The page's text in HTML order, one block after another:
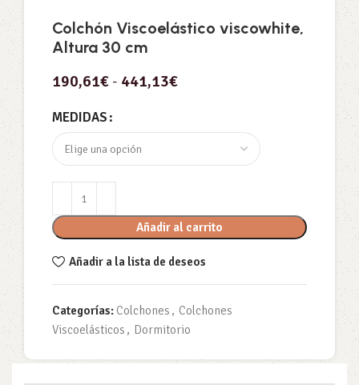
Colchón Viscoelástico viscowhite,
Altura 30 cm
190,61€ - 441,13€
MEDIDAS
Añadir al carrito
Añadir a la lista de deseos
Categorías: Colchones , Colchones
Viscoelásticos , Dormitorio